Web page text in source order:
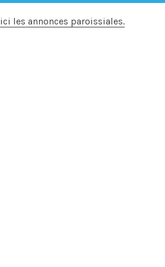
ici les annonces paroissiales.